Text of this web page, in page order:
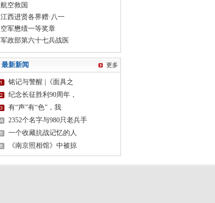
航空救国
江西进贤各界赠·八一
空军懋绩一等奖章
军政部第六十七兵战医
最新新闻 更多
铭记与警醒 |《面具之
纪念长征胜利90周年，
有“声”有“色”，我
2352个名字与980只老兵手
一个收藏抗战记忆的人
《南京照相馆》中被掠